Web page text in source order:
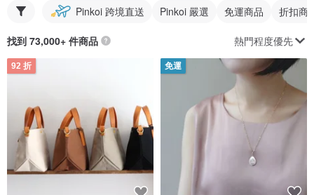
Pinkoi 跨境直送 Pinkoi 嚴選 免運商品 折扣商
找到 73,000+ 件商品 熱門程度優先
92 折 免運